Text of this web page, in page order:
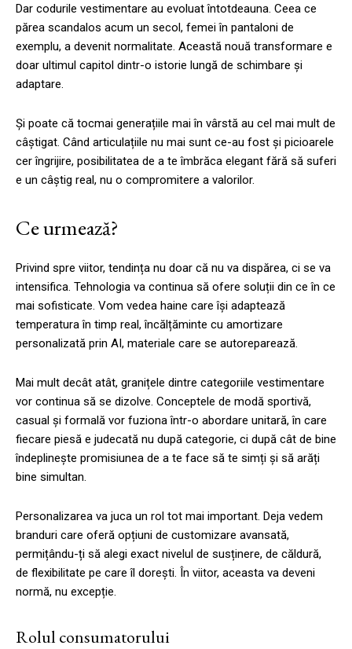
Dar codurile vestimentare au evoluat întotdeauna. Ceea ce
părea scandalos acum un secol, femei în pantaloni de
exemplu, a devenit normalitate. Această nouă transformare e
doar ultimul capitol dintr-o istorie lungă de schimbare și
adaptare.
Și poate că tocmai generațiile mai în vârstă au cel mai mult de
câștigat. Când articulațiile nu mai sunt ce-au fost și picioarele
cer îngrijire, posibilitatea de a te îmbrăca elegant fără să suferi
e un câștig real, nu o compromitere a valorilor.
Ce urmează?
Privind spre viitor, tendința nu doar că nu va dispărea, ci se va
intensifica. Tehnologia va continua să ofere soluții din ce în ce
mai sofisticate. Vom vedea haine care își adaptează
temperatura în timp real, încălțăminte cu amortizare
personalizată prin AI, materiale care se autoreparează.
Mai mult decât atât, granițele dintre categoriile vestimentare
vor continua să se dizolve. Conceptele de modă sportivă,
casual și formală vor fuziona într-o abordare unitară, în care
fiecare piesă e judecată nu după categorie, ci după cât de bine
îndeplinește promisiunea de a te face să te simți și să arăți
bine simultan.
Personalizarea va juca un rol tot mai important. Deja vedem
branduri care oferă opțiuni de customizare avansată,
permițându-ți să alegi exact nivelul de susținere, de căldură,
de flexibilitate pe care îl dorești. În viitor, aceasta va deveni
normă, nu excepție.
Rolul consumatorului